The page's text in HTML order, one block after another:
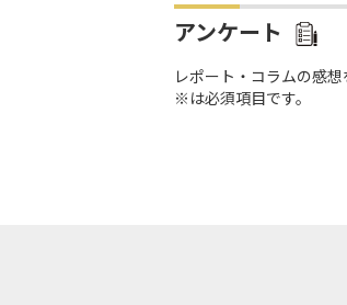
アンケート
レポート・コラムの感
※は必須項目です。